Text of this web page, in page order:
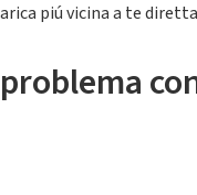
piú vicina a te